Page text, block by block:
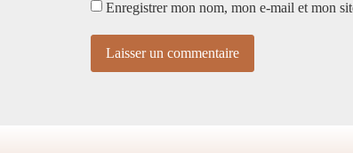
Enregistrer mon nom, mon e-mail et mon